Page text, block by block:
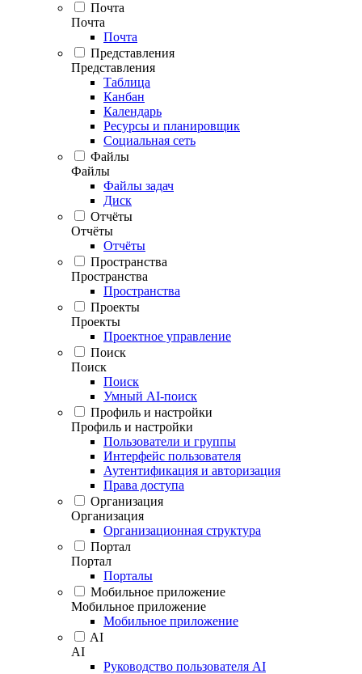
Почта
Почта
Почта
Представления
Представления
Таблица
Канбан
Календарь
Ресурсы и планировщик
Социальная сеть
Файлы
Файлы
Файлы задач
Диск
Отчёты
Отчёты
Отчёты
Пространства
Пространства
Пространства
Проекты
Проекты
Проектное управление
Поиск
Поиск
Поиск
Умный AI-поиск
Профиль и настройки
Профиль и настройки
Пользователи и группы
Интерфейс пользователя
Аутентификация и авторизация
Права доступа
Организация
Организация
Организационная структура
Портал
Портал
Порталы
Мобильное приложение
Мобильное приложение
Мобильное приложение
AI
AI
Руководство пользователя AI